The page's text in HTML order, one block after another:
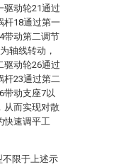
驱动轮21通过
杆18通过第一
带动第二调节
轴线转动，
驱动轮26通过
杆23通过第二
带动支座7以
从而实现对散
快速调平工
不限于上述示